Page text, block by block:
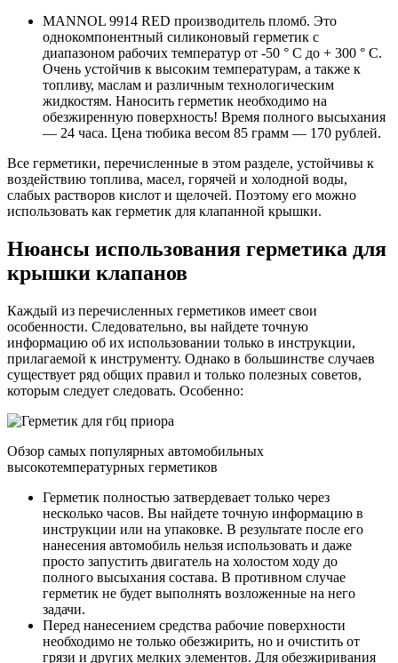
MANNOL 9914 RED производитель пломб. Это
однокомпонентный силиконовый герметик с
диапазоном рабочих температур от -50 ° C до + 300 ° C.
Очень устойчив к высоким температурам, а также к
топливу, маслам и различным технологическим
жидкостям. Наносить герметик необходимо на
обезжиренную поверхность! Время полного высыхания
— 24 часа. Цена тюбика весом 85 грамм — 170 рублей.
Все герметики, перечисленные в этом разделе, устойчивы к
воздействию топлива, масел, горячей и холодной воды,
слабых растворов кислот и щелочей. Поэтому его можно
использовать как герметик для клапанной крышки.
Нюансы использования герметика для
крышки клапанов
Каждый из перечисленных герметиков имеет свои
особенности. Следовательно, вы найдете точную
информацию об их использовании только в инструкции,
прилагаемой к инструменту. Однако в большинстве случаев
существует ряд общих правил и только полезных советов,
которым следует следовать. Особенно:
Обзор самых популярных автомобильных
высокотемпературных герметиков
Герметик полностью затвердевает только через
несколько часов. Вы найдете точную информацию в
инструкции или на упаковке. В результате после его
нанесения автомобиль нельзя использовать и даже
просто запустить двигатель на холостом ходу до
полного высыхания состава. В противном случае
герметик не будет выполнять возложенные на него
задачи.
Перед нанесением средства рабочие поверхности
необходимо не только обезжирить, но и очистить от
грязи и других мелких элементов. Для обезжиривания